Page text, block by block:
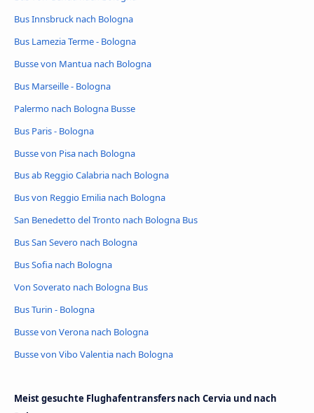
Bus Innsbruck nach Bologna
Bus Lamezia Terme - Bologna
Busse von Mantua nach Bologna
Bus Marseille - Bologna
Palermo nach Bologna Busse
Bus Paris - Bologna
Busse von Pisa nach Bologna
Bus ab Reggio Calabria nach Bologna
Bus von Reggio Emilia nach Bologna
San Benedetto del Tronto nach Bologna Bus
Bus San Severo nach Bologna
Bus Sofia nach Bologna
Von Soverato nach Bologna Bus
Bus Turin - Bologna
Busse von Verona nach Bologna
Busse von Vibo Valentia nach Bologna
Meist gesuchte Flughafentransfers nach Cervia und nach